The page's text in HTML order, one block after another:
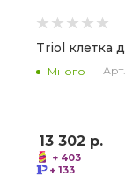
Triol клетка
Много
13 302 р.
+ 403
+ 133